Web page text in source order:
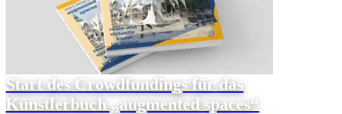
Start des Crowdfundings für das
Künstlerbuch „augmented spaces“